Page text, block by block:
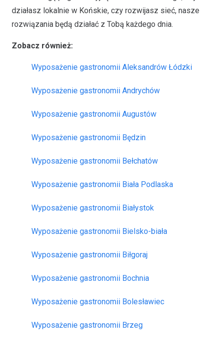
działasz lokalnie w Końskie, czy rozwijasz sieć, nasze
rozwiązania będą działać z Tobą każdego dnia.
Zobacz również:
Wyposażenie gastronomii Aleksandrów Łódzki
Wyposażenie gastronomii Andrychów
Wyposażenie gastronomii Augustów
Wyposażenie gastronomii Będzin
Wyposażenie gastronomii Bełchatów
Wyposażenie gastronomii Biała Podlaska
Wyposażenie gastronomii Białystok
Wyposażenie gastronomii Bielsko-biała
Wyposażenie gastronomii Biłgoraj
Wyposażenie gastronomii Bochnia
Wyposażenie gastronomii Bolesławiec
Wyposażenie gastronomii Brzeg